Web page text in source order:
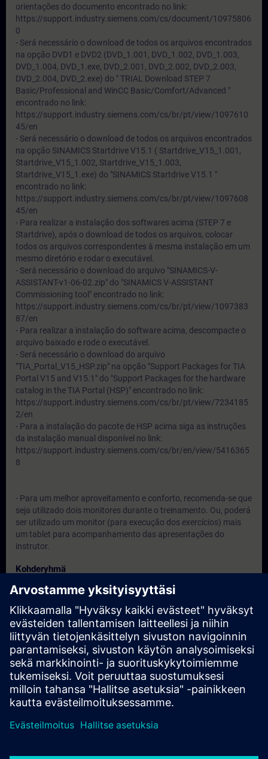
orientações do documento encontrado no link:
https://support.industry.siemens.com/cs/document/10975806
0
- Será necessário o download de todos os arquivos encontrados
na opção DVD1 e DVD2 (DVD_1.001, DVD_1.002, DVD_1.003,
DVD_1.004, DVD_1.exe, DVD_2.001, DVD_2.002, DVD_2.003,
DVD_2.004, DVD_2.exe) do " TRIAL Download STEP 7
Basic/Professional and WinCC Basic/Comfort/Advanced "
encontrado no link:
https://support.industry.siemens.com/cs/br/pt/view/1097610
45/en
- Será necessário o download de todos os arquivos encontrados
na opção SINAMICS Startdrive V15.1 ( Startdrive_V15_1.001,
Startdrive_V15_1.002, Startdrive_V15_1.003,
Startdrive_V15_1.exe) do "SINAMICS Startdrive V15.1 "
encontrado no link:
https://support.industry.siemens.com/cs/br/pt/view/1097608
45/en
- Para realizar a instalação dos softwares acima (STEP 7 e
Startdrive), após o download de todos os arquivos, colocar
todos os arquivos correspondentes à mesma instalação em um
mesmo diretório e rodar o executável.
- Será necessário o download do arquivo "SINAMICS-V-
ASSISTANT-v1-06-02.zip" do "SINAMICS V-ASSISTANT
Commissioning tool" encontrado no link:
https://support.industry.siemens.com/cs/br/pt/view/1097383
87/en
- Para realizar a instalação do software acima, descompacte o
arquivo baixado e rode o executável.
- Será necessário o download do arquivo
"TIA_Portal_V15_HSP.zip" na opção "Support Packages for TIA
Portal V15 and V15.1" do "Support Packages for the hardware
catalog in the TIA Portal (HSP)" encontrado no link:
https://support.industry.siemens.com/cs/br/pt/view/7234185
2/en
- Para a instalação do pacote de HSP acima siga as instruções
da instalação manual disponível no link:
https://support.industry.siemens.com/cs/br/en/view/5416365
8
- Para um melhor aproveitamento e conforto, recomenda-se que
seja utilizado dois monitores durante o treinamento. Ou, poderá
ser utilizado um monitor (para execução dos exercícios) mais
um tablet para acompanhamento das apresentações do
instrutor.
Kohderyhmä
-
Päivämäärät ja ilmoittautuminen
Tällä hetkellä ei ole tapahtumia saatavilla.
Lisää itsesi kurssin varauslistalle, niin saat ilmoituksen, kun
uusia päivämääriä tulee saataville.
Aktivoi ilmoituspalvelu